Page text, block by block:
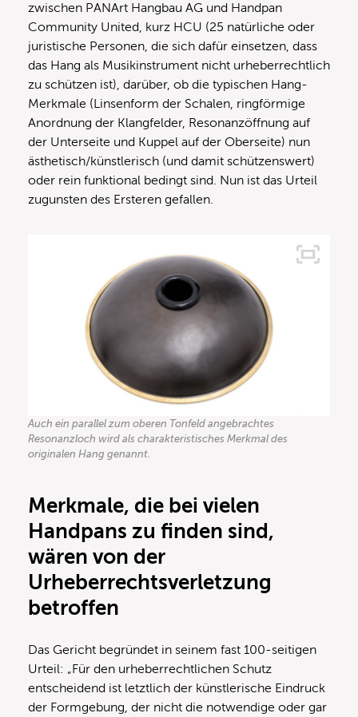
zwischen PANArt Hangbau AG und Handpan
Community United, kurz HCU (25 natürliche oder
juristische Personen, die sich dafür einsetzen, dass
das Hang als Musikinstrument nicht urheberrechtlich
zu schützen ist), darüber, ob die typischen Hang-
Merkmale (Linsenform der Schalen, ringförmige
Anordnung der Klangfelder, Resonanzöffnung auf
der Unterseite und Kuppel auf der Oberseite) nun
ästhetisch/künstlerisch (und damit schützenswert)
oder rein funktional bedingt sind. Nun ist das Urteil
zugunsten des Ersteren gefallen.
Auch ein parallel zum oberen Tonfeld angebrachtes
Resonanzloch wird als charakteristisches Merkmal des
originalen Hang genannt.
Merkmale, die bei vielen
Handpans zu finden sind,
wären von der
Urheberrechtsverletzung
betroffen
Das Gericht begründet in seinem fast 100-seitigen
Urteil: „Für den urheberrechtlichen Schutz
entscheidend ist letztlich der künstlerische Eindruck
der Formgebung, der nicht die notwendige oder gar